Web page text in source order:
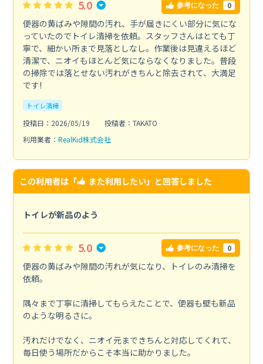
5.0 参考になった 0
便器の黄ばみや隙間の汚れ、手が届きにくい部分に気にな
っていたのでトイレ清掃を依頼。スタッフさんはとても丁
寧で、細かい所まで見落としなし。作業後は見違えるほど
清潔で、ニオイもほとんど気にならなくなりました。普段
の掃除では落とせない汚れがきちんと除去されて、大満足
です!
トイレ清掃
投稿日：2026/05/19
投稿者：TAKATO
利用業者： RealKid株式会社
この利用者は「 また利用したい」と回答しました
トイレが新品のよう
5.0 参考になった 0
便器の黄ばみや隙間の汚れが気になり、トイレのみ清掃を
依頼。
隅々まで丁寧に清掃してもらえたことで、便器も壁も新品
のような明るさに。
汚れだけでなく、ニオイ元まできちんと対応してくれて、
毎日使う場所だからこそ本当に助かりました。